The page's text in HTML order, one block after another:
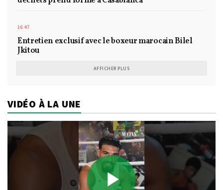
16:47
Entretien exclusif avec le boxeur marocain Bilel
Jkitou
AFFICHER PLUS
VIDÉO À LA UNE